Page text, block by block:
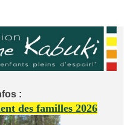
:
des familles 2026